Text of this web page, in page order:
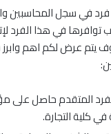
فرد في سجل المحاسبين
في هذا الفرد
يتم عرض لكم اهم
المتقدم حاصل على
كلية التجارة.